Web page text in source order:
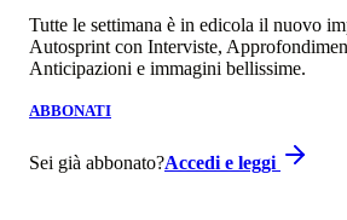
Tutte le settimana è in edicola il nuovo
Autosprint con Interviste,
Anticipazioni e immagini bellissime.
ABBONATI
Sei già abbonato?Accedi e leggi